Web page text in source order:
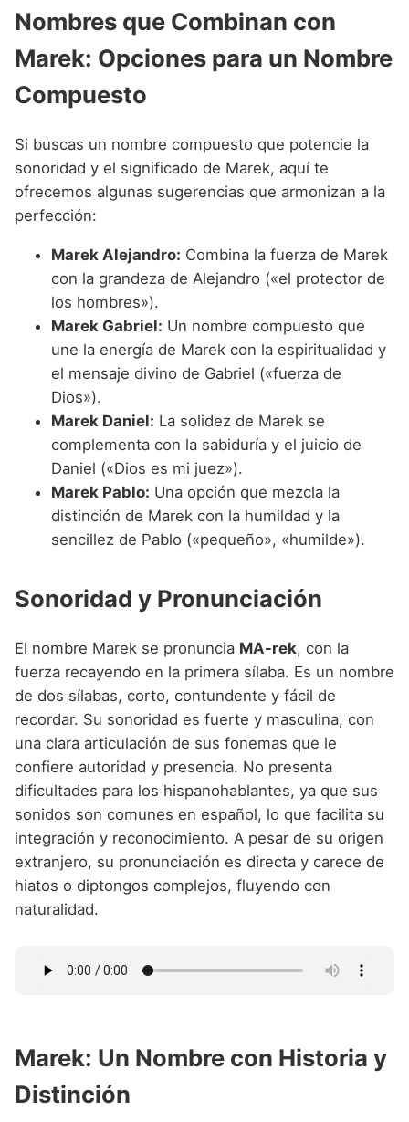
Nombres que Combinan con
Marek: Opciones para un Nombre
Compuesto
Si buscas un nombre compuesto que potencie la
sonoridad y el significado de Marek, aquí te
ofrecemos algunas sugerencias que armonizan a la
perfección:
Marek Alejandro: Combina la fuerza de Marek
con la grandeza de Alejandro («el protector de
los hombres»).
Marek Gabriel: Un nombre compuesto que
une la energía de Marek con la espiritualidad y
el mensaje divino de Gabriel («fuerza de
Dios»).
Marek Daniel: La solidez de Marek se
complementa con la sabiduría y el juicio de
Daniel («Dios es mi juez»).
Marek Pablo: Una opción que mezcla la
distinción de Marek con la humildad y la
sencillez de Pablo («pequeño», «humilde»).
Sonoridad y Pronunciación
El nombre Marek se pronuncia MA-rek, con la
fuerza recayendo en la primera sílaba. Es un nombre
de dos sílabas, corto, contundente y fácil de
recordar. Su sonoridad es fuerte y masculina, con
una clara articulación de sus fonemas que le
confiere autoridad y presencia. No presenta
dificultades para los hispanohablantes, ya que sus
sonidos son comunes en español, lo que facilita su
integración y reconocimiento. A pesar de su origen
extranjero, su pronunciación es directa y carece de
hiatos o diptongos complejos, fluyendo con
naturalidad.
Marek: Un Nombre con Historia y
Distinción